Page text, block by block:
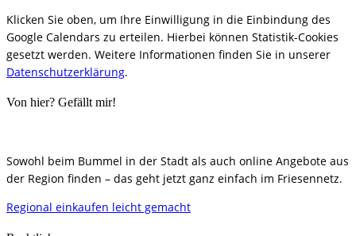
Klicken Sie oben, um Ihre Einwilligung in die Einbindung des
Google Calendars zu erteilen. Hierbei können Statistik-Cookies
gesetzt werden. Weitere Informationen finden Sie in unserer
Datenschutzerklärung.
Von hier? Gefällt mir!
Sowohl beim Bummel in der Stadt als auch online Angebote aus
der Region finden – das geht jetzt ganz einfach im Friesennetz.
Regional einkaufen leicht gemacht